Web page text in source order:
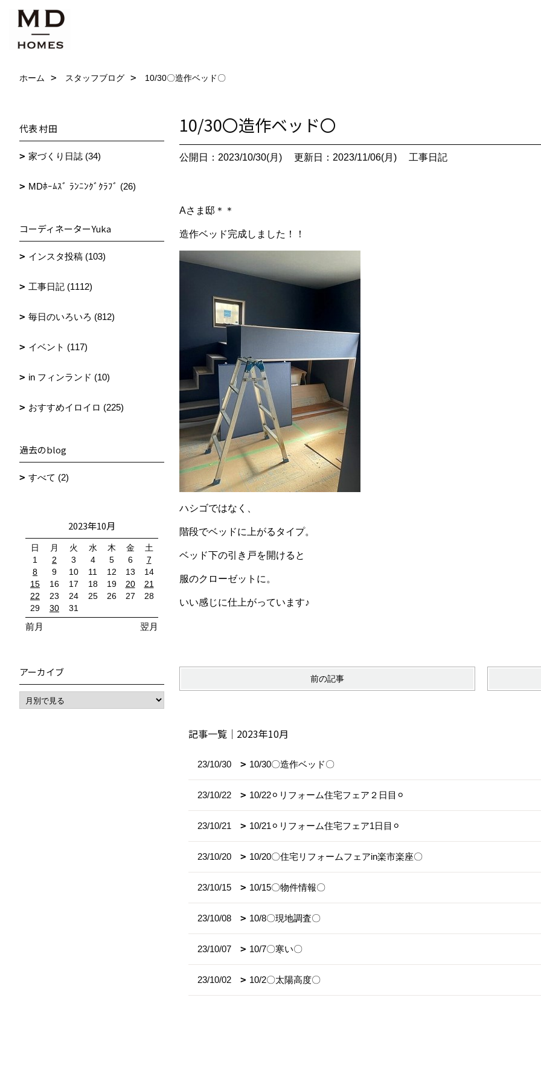
ホーム スタッフブログ 10/30〇造作ベッド〇
10/30〇造作ベッド〇
公開日：2023/10/30(月) 更新日：2023/11/06(月) 工事日記
Aさま邸＊＊
造作ベッド完成しました！！
ハシゴではなく、
階段でベッドに上がるタイプ。
ベッド下の引き戸を開けると
服のクローゼットに。
いい感じに仕上がっています♪
前の記事
記事一覧｜2023年10月
23/10/30 10/30〇造作ベッド〇
23/10/22 10/22⚪︎リフォーム住宅フェア２日目⚪︎
23/10/21 10/21⚪︎リフォーム住宅フェア1日目⚪︎
23/10/20 10/20〇住宅リフォームフェアin楽市楽座〇
23/10/15 10/15〇物件情報〇
23/10/08 10/8〇現地調査〇
23/10/07 10/7〇寒い〇
23/10/02 10/2〇太陽高度〇
代表 村田
家づくり日誌 (34)
MDﾎｰﾑｽﾞ ﾗﾝﾆﾝｸﾞｸﾗﾌﾞ (26)
コーディネーターYuka
インスタ投稿 (103)
工事日記 (1112)
毎日のいろいろ (812)
イベント (117)
in フィンランド (10)
おすすめイロイロ (225)
過去のblog
すべて (2)
2023年10月
日 月 火 水 木 金
土
1
2 3 4 5 6
7
8
9 10 11 12 13
14
15
16 17 18 19 20
21
22
23 24 25 26 27
28
29
30 31
前月 翌月
アーカイブ